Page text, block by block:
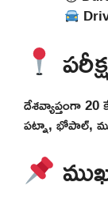
దేశవ్యాప్తంగా
పట్నా, భోపాల్,